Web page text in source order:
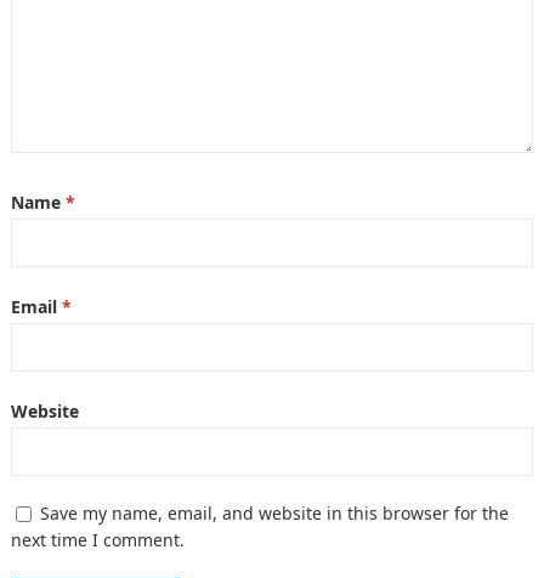
Name *
Email *
Website
Save my name, email, and website in this browser for the
next time I comment.